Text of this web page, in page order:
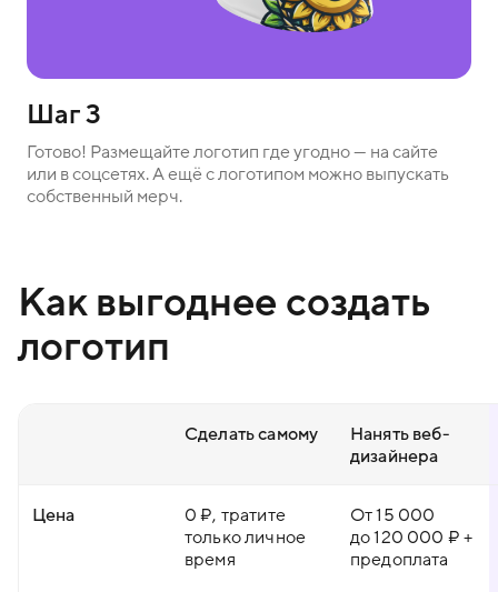
Шаг 3
Готово! Размещайте логотип где угодно — на сайте
или в соцсетях. А ещё с логотипом можно выпускать
собственный мерч.
Как выгоднее создать
логотип
Сделать самому
Нанять веб-
дизайнера
Цена
0 ₽, тратите
только личное
время
От 15 000
до 120 000 ₽ +
предоплата